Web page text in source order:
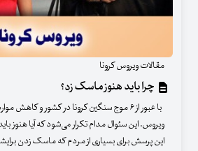
مقالات ویروس کرونا
چرا باید هنوز ماسک زد؟
با عبور از ۶ موج سنگین کرونا در کشور و کاهش
ویروس. این سئوال مدام تکرار می‌شود که آیا هنوز
این پرسش برای بسیاری از مردم که ماسک زدن